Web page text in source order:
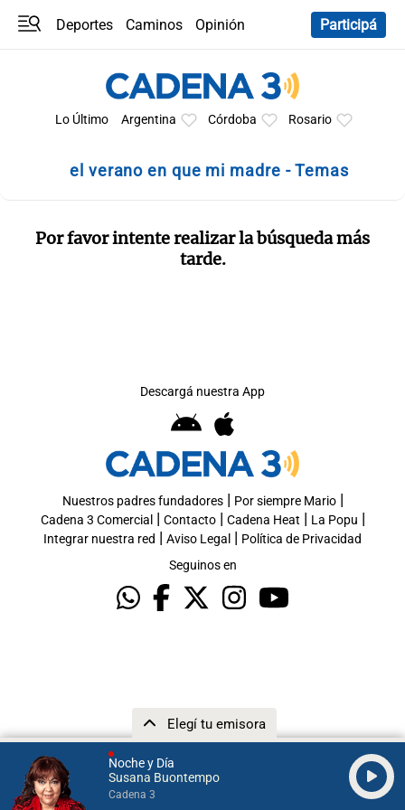
Noche y Día
Susana Buontempo
Cadena 3
Elegí tu emisora
Deportes Caminos
Opinión
Participá
Lo Último Argentina Córdoba Rosario
el verano en que mi madre - Temas
Por favor intente realizar la búsqueda más
tarde.
Descargá nuestra App
Nuestros padres fundadores| Por siempre Mario|
Cadena 3 Comercial | Contacto| Cadena Heat | La Popu |
Integrar nuestra red | Aviso Legal | Política de Privacidad
Seguinos en